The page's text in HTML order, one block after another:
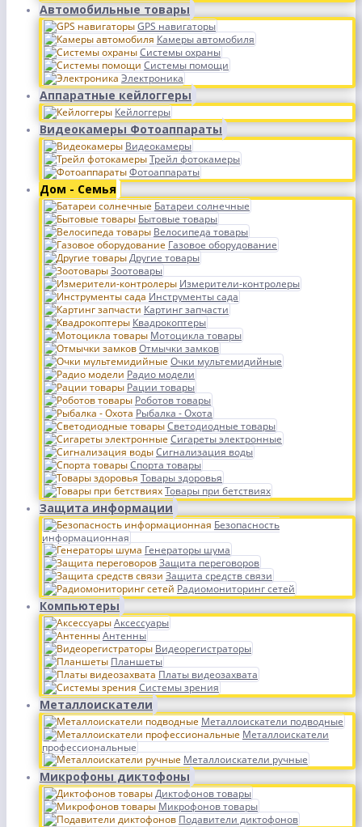
Автомобильные товары
GPS навигаторы
Камеры автомобиля
Системы охраны
Системы помощи
Электроника
Аппаратные кейлоггеры
Кейлоггеры
Видеокамеры Фотоаппараты
Видеокамеры
Трейл фотокамеры
Фотоаппараты
Дом - Семья
Батареи солнечные
Бытовые товары
Велосипеда товары
Газовое оборудование
Другие товары
Зоотовары
Измерители-контролеры
Инструменты сада
Картинг запчасти
Квадрокоптеры
Мотоцикла товары
Отмычки замков
Очки мультемидийные
Радио модели
Рации товары
Роботов товары
Рыбалка - Охота
Светодиодные товары
Сигареты электронные
Сигнализация воды
Спорта товары
Товары здоровья
Товары при бетствиях
Защита информации
Безопасность
информационная
Генераторы шума
Защита переговоров
Защита средств связи
Радиомониторинг сетей
Компьютеры
Аксессуары
Антенны
Видеорегистраторы
Планшеты
Платы видеозахвата
Системы зрения
Металлоискатели
Металлоискатели подводные
Металлоискатели
профессиональные
Металлоискатели ручные
Микрофоны диктофоны
Диктофонов товары
Микрофонов товары
Подавители диктофонов